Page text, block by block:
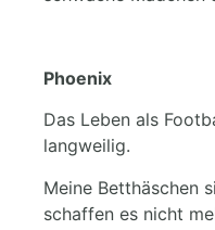
Phoenix
Das Leben als
langweilig.
Meine Betthäschen
schaffen es nicht